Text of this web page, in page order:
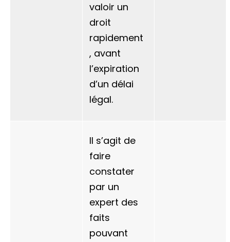
valoir un
droit
rapidement
, avant
l’expiration
d’un délai
légal.
Il s’agit de
faire
constater
par un
expert des
faits
pouvant